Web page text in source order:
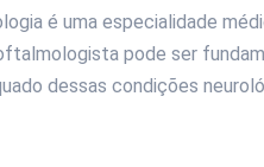
é uma especialidade
pode ser
dessas condições